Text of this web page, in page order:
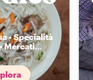
• Specialità
Mercati...